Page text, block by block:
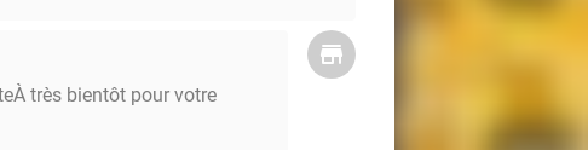
très bientôt pour votre